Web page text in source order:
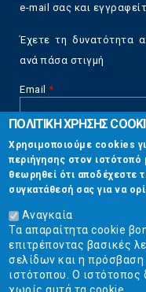
e-mail σας και
Έχετε τη δυνατότητα
ανά πάσα στιγμή
Email *
CAPTCHA
This
question is
for testing
whether or
not you are a
human visitor
and to
prevent
automated
spam
Επικοινωνία
Στουρνάρη 17, Αθήνα
2103304444
info@ekpizo.gr
ΠΟΛΙΤΙΚΗ ΧΡΗΣΗΣ
Χρησιμοποιούμε cookies
περιήγησης στον
θεωρηθεί ότι αποδέχεστε
συγκατάθεσή σας για να
Αναγκαία
Τα απαραίτητα cookie
επιτρέποντας βασικές
σελίδων και η
ιστότοπου. Ο ιστότοπος